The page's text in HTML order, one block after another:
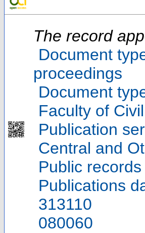
The record
Document
proceedings
Document
Faculty of
Publication
Central and
Public records
Publications
313110
080060